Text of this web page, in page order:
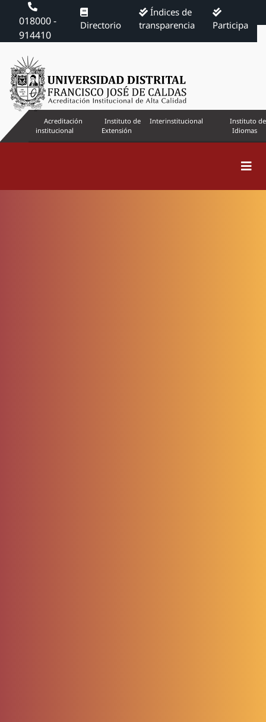
018000 -
914410
Directorio
Índices de
transparencia
Participa
Acreditación
institucional
Instituto de
Extensión
Interinstitucional
Instituto de
Idiomas